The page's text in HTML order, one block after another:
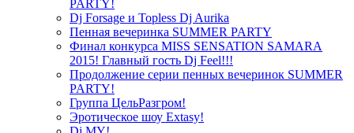
PARTY!
Dj Forsage и Topless Dj Aurika
Пенная вечеринка SUMMER PARTY
Финал конкурса MISS SENSATION SAMARA
2015! Главный гость Dj Feel!!!
Продолжение серии пенных вечеринок SUMMER
PARTY!
Группа ЦельРазгром!
Эротическое шоу Extasy!